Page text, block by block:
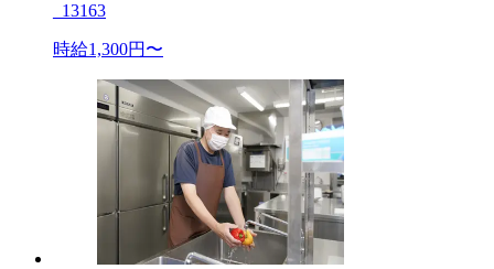
_13163
時給1,300円〜